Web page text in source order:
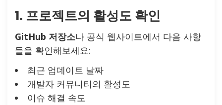
1. 프로젝트의 활성도 확인
GitHub 저장소나 공식 웹사이트에서 다음 사항
들을 확인해보세요:
최근 업데이트 날짜
개발자 커뮤니티의 활성도
이슈 해결 속도